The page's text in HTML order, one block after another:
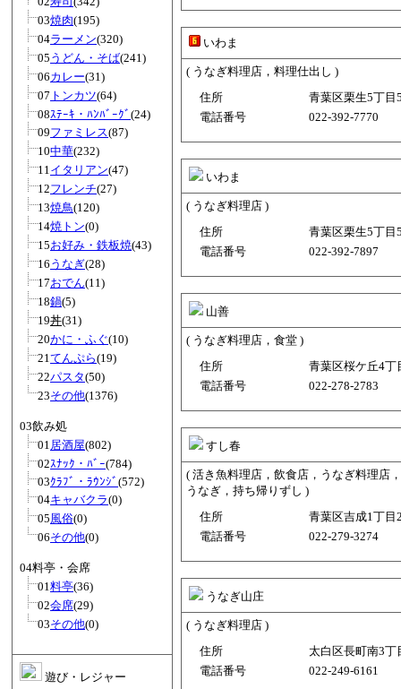
03焼肉(195)
04ラーメン(320)
05 うどん・そば(241)
06カレー(31)
07 トンカツ(64)
08ｽﾃｰｷ・ﾊﾝﾊﾞｰｸﾞ (24)
09ファミレス(87)
10中華(232)
11イタリアン(47)
12フレンチ(27)
13焼鳥(120)
14焼トン(0)
15お好み・鉄板焼(43)
16 うなぎ(28)
17おでん(11)
18鍋(5)
19丼(31)
20かに・ふぐ(10)
21てんぷら(19)
22パスタ(50)
23その他(1376)
03飲み処
01居酒屋(802)
02ｽﾅｯｸ・ﾊﾞｰ(784)
03ｸﾗﾌﾞ・ﾗｳﾝｼﾞ (572)
04キャバクラ(0)
05風俗(0)
06その他(0)
04料亭・会席
01料亭(36)
02会席(29)
03その他(0)
遊び・レジャー
いわま
( うなぎ料理店，料理仕出し )
住所
青葉区栗生5丁目
電話番号
022-392-7770
いわま
( うなぎ料理店 )
住所
青葉区栗生5丁目
電話番号
022-392-7897
山善
( うなぎ料理店，食堂 )
住所
青葉区桜ケ丘4丁
電話番号
022-278-2783
すし春
( 活き魚料理店，飲食店，うなぎ料理店
うなぎ，持ち帰りずし )
住所
青葉区吉成1丁目
電話番号
022-279-3274
うなぎ山庄
( うなぎ料理店 )
住所
太白区長町南3丁
電話番号
022-249-6161